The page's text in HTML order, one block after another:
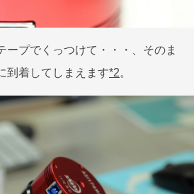
ープでくっつけて・・・、そのま
到着してしまえます*2。